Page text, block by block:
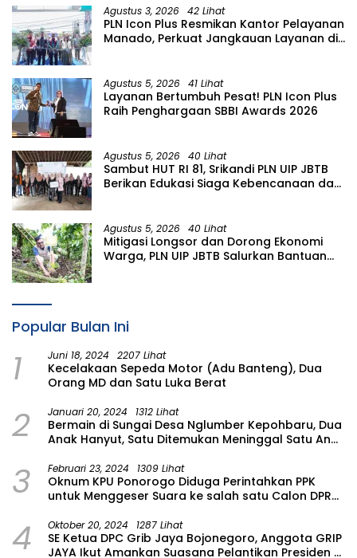
Agustus 3, 2026 42 Lihat
PLN Icon Plus Resmikan Kantor Pelayanan
Manado, Perkuat Jangkauan Layanan di
Agustus 5, 2026 41 Lihat
Layanan Bertumbuh Pesat! PLN Icon Plus
Raih Penghargaan SBBI Awards 2026
Agustus 5, 2026 40 Lihat
Sambut HUT RI 81, Srikandi PLN UIP JBTB
Berikan Edukasi Siaga Kebencanaan dan
Simacan Banyuwangi
Agustus 5, 2026 40 Lihat
Mitigasi Longsor dan Dorong Ekonomi
Warga, PLN UIP JBTB Salurkan Bantuan
Popular Bulan Ini
1 Juni 18, 2024 2207 Lihat
Kecelakaan Sepeda Motor (Adu Banteng), Dua
Orang MD dan Satu Luka Berat
2 Januari 20, 2024 1312 Lihat
Bermain di Sungai Desa Nglumber Kepohbaru, Dua
Anak Hanyut, Satu Ditemukan Meninggal Satu Anak
3 Februari 23, 2024 1309 Lihat
Oknum KPU Ponorogo Diduga Perintahkan PPK
untuk Menggeser Suara ke salah satu Calon DPRD
4 Oktober 20, 2024 1287 Lihat
SE Ketua DPC Grib Jaya Bojonegoro, Anggota GRIP
JAYA Ikut Amankan Suasana Pelantikan Presiden di